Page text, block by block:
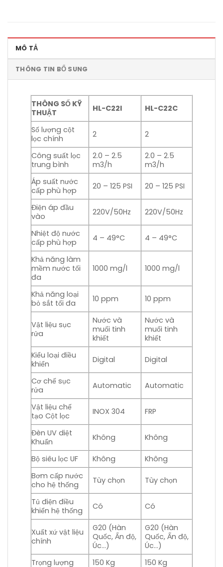
MÔ TẢ
THÔNG TIN BỔ SUNG
THÔNG SỐ KỸ
THUẬT
HL-C22I HL-C22C
Số lượng cột
lọc chính
2 2
Công suất lọc
trung bình
2.0 – 2.5
m3/h
2.0 – 2.5
m3/h
Áp suất nước
cấp phù hợp
20 – 125 PSI 20 – 125 PSI
Điện áp đầu
vào
220V/50Hz 220V/50Hz
Nhiệt độ nước
cấp phù hợp
4 – 49°C 4 – 49°C
Khả năng làm
mềm nước tối
đa
1000 mg/l 1000 mg/l
Khả năng loại
bỏ sắt tối đa
10 ppm 10 ppm
Vật liệu sục
rửa
Nước và
muối tinh
khiết
Nước và
muối tinh
khiết
Kiểu loại điều
khiển
Digital Digital
Cơ chế sục
rửa
Automatic Automatic
Vật liệu chế
tạo Cột lọc
INOX 304 FRP
Đèn UV diệt
Khuẩn
Không Không
Bộ siêu lọc UF Không
Không
Bơm cấp nước
cho hệ thống
Tùy chọn Tùy chọn
Tủ điện điều
khiển hệ thống
Có Có
Xuất xứ vật liệu
chính
G20 (Hàn
Quốc, Ấn độ,
Úc…)
G20 (Hàn
Quốc, Ấn độ,
Úc…)
Trọng lượng
150 Kg 150 Kg